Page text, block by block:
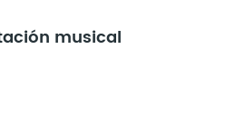
musical